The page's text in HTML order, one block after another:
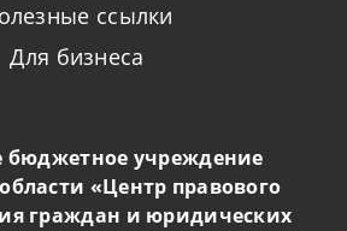
ссылки
Для бизнеса
бюджетное учреждение
«Центр правового
граждан и юридических